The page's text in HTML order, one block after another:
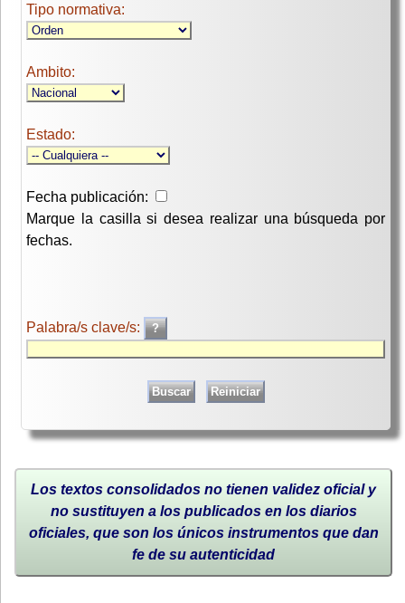
Tipo normativa:
Ambito:
Estado:
Fecha publicación:
Marque la casilla si desea realizar una búsqueda por
fechas.
Palabra/s clave/s:
Los textos consolidados no tienen validez oficial y
no sustituyen a los publicados en los diarios
oficiales, que son los únicos instrumentos que dan
fe de su autenticidad